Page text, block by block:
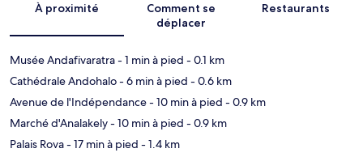
À proximité
Comment se
déplacer
Restaurants
Musée Andafivaratra- 1 min à pied - 0.1 km
Cathédrale Andohalo- 6 min à pied - 0.6 km
Avenue de l'Indépendance- 10 min à pied - 0.9 km
Marché d'Analakely- 10 min à pied - 0.9 km
Palais Rova- 17 min à pied - 1.4 km